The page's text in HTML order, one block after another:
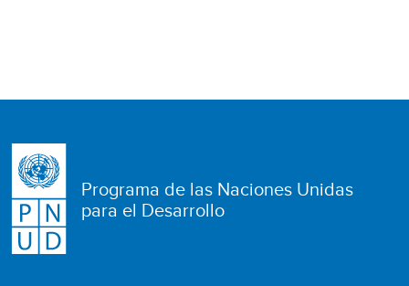
Programa de las Naciones Unidas
para el Desarrollo